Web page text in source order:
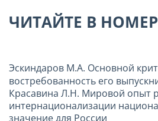
ЧИТАЙТЕ В
Эскиндаров М.А. Основной
востребованность его
Красавина Л.Н. Мировой опыт
интернационализации
значение для России